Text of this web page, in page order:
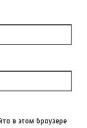
в этом браузере